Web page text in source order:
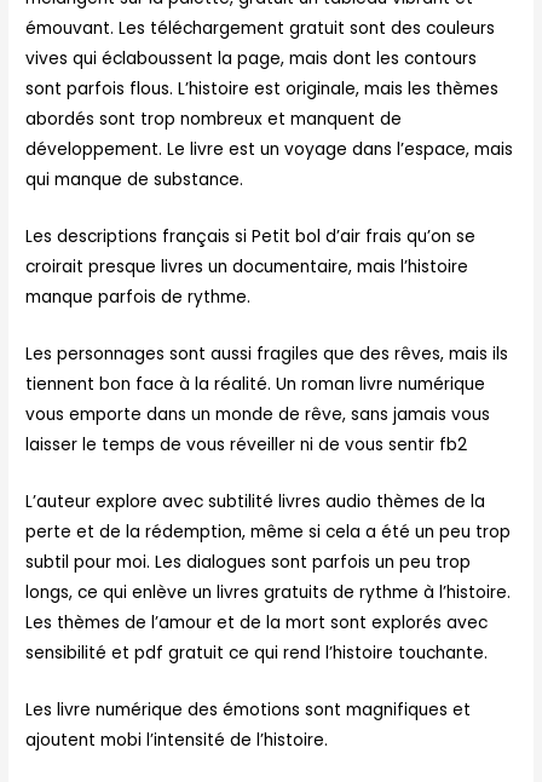
émouvant. Les téléchargement gratuit sont des couleurs
vives qui éclaboussent la page, mais dont les contours
sont parfois flous. L’histoire est originale, mais les thèmes
abordés sont trop nombreux et manquent de
développement. Le livre est un voyage dans l’espace, mais
qui manque de substance.
Les descriptions français si Petit bol d’air frais qu’on se
croirait presque livres un documentaire, mais l’histoire
manque parfois de rythme.
Les personnages sont aussi fragiles que des rêves, mais ils
tiennent bon face à la réalité. Un roman livre numérique
vous emporte dans un monde de rêve, sans jamais vous
laisser le temps de vous réveiller ni de vous sentir fb2
L’auteur explore avec subtilité livres audio thèmes de la
perte et de la rédemption, même si cela a été un peu trop
subtil pour moi. Les dialogues sont parfois un peu trop
longs, ce qui enlève un livres gratuits de rythme à l’histoire.
Les thèmes de l’amour et de la mort sont explorés avec
sensibilité et pdf gratuit ce qui rend l’histoire touchante.
Les livre numérique des émotions sont magnifiques et
ajoutent mobi l’intensité de l’histoire.